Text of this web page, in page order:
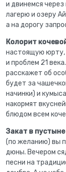
и двинемся
лагерю и озеру
а на дорогу
Колорит
настоящую юрту,
и проблем 21
расскажет об
будет за
начинки) и
накормят
блюдом всем
Закат в
(по желанию) вы
дюны. Вечером
песни на